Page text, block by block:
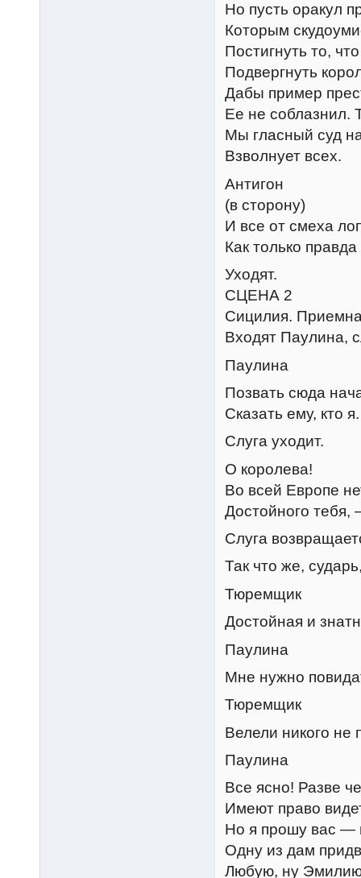
Но пусть оракул
Которым
Постигнуть то,
Подвергнуть
Дабы пример
Ее не соблазнил.
Мы гласный суд
Взволнует всех.
Антигон
(в сторону)
И все от смеха
Как только
Уходят.
СЦЕНА 2
Сицилия.
Входят Паулина,
Паулина
Позвать сюда
Сказать ему, кто я.
Слуга уходит.
О королева!
Во всей Европе
Достойного
Слуга
Так что же,
Тюремщик
Достойная и
Паулина
Мне нужно
Тюремщик
Велели никого не
Паулина
Все ясно! Разве
Имеют право
Но я прошу вас —
Одну из дам
Любую, ну